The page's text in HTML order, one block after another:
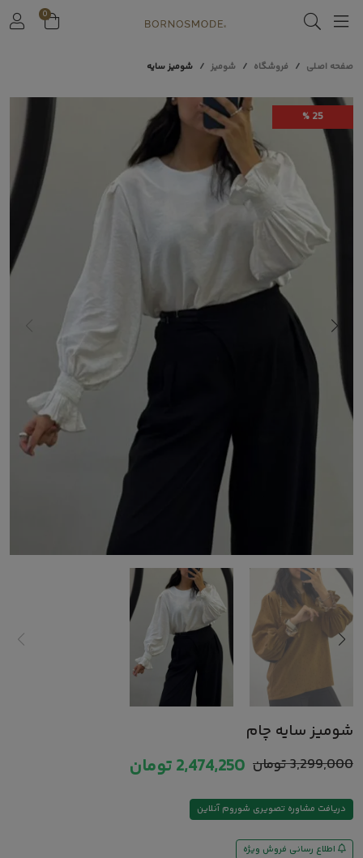
0
صفحه اصلی فروشگاه شومیز شومیز سایه
25 %
شومیز سایه چام
3,299,000تومان 2,474,250تومان
دریافت مشاوره تصویری شوروم آنلاین
اطلاع رسانی فروش ویژه